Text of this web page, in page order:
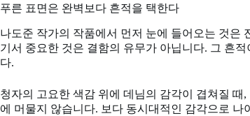
푸른 표면은 완벽보다 흔적을 택한다
나도준 작가의 작품에서 먼저 눈에 들어오는 것은
기서 중요한 것은 결함의 유무가 아닙니다. 그 흔
다.
청자의 고요한 색감 위에 데님의 감각이 겹쳐질
에 머물지 않습니다. 보다 동시대적인 감각으로